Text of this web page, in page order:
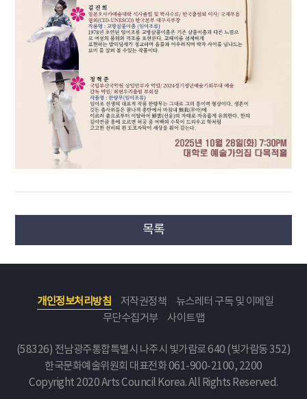
목록
개인정보처리방침 저작권정책
뉴스레터 구독 및 이메일
무단수집거부
사이트맵
(58326) 전남광주통합특별시 나주시 빛가람로 640 (빛가람동 352)
한국문화예술위원회 대표전화 061-900-2100, 2200
Copyright 2020 Arts Council Korea. All Rights Reserved.